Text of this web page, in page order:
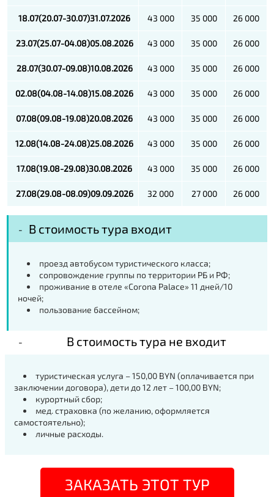
18.07(20.07-30.07)31.07.2026 43 000 35 000 26 000
23.07(25.07-04.08)05.08.2026 43 000 35 000 26 000
28.07(30.07-09.08)10.08.2026 43 000 35 000 26 000
02.08(04.08-14.08)15.08.2026 43 000 35 000 26 000
07.08(09.08-19.08)20.08.2026 43 000 35 000 26 000
12.08(14.08-24.08)25.08.2026 43 000 35 000 26 000
17.08(19.08-29.08)30.08.2026 43 000 35 000 26 000
27.08(29.08-08.09)09.09.2026 32 000 27 000 26 000
В стоимость тура входит
проезд автобусом туристического класса;
сопровождение группы по территории РБ и РФ;
проживание в отеле«Corona Palace» 11 дней/10
ночей;
пользование бассейном;
В стоимость тура не входит
туристическая услуга – 150,00 BYN(оплачивается при
заключении договора), дети до 12 лет – 100,00 BYN;
курортный сбор;
мед. страховка (по желанию, оформляется
самостоятельно);
личные расходы.
ЗАКАЗАТЬ ЭТОТ ТУР